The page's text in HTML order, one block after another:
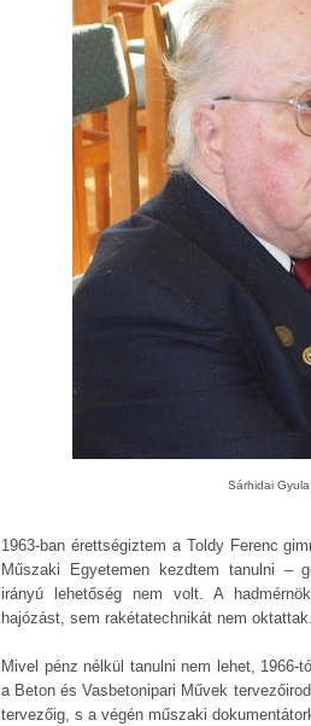
Sárhidai
1963-ban érettségiztem a Toldy Ferenc
Műszaki Egyetemen kezdtem tanulni –
irányú lehetőség nem volt. A
hajózást, sem rakétatechnikát nem oktattak.
Mivel pénz nélkül tanulni nem lehet,
a Beton és Vasbetonipari Művek
tervezőig, s a végén műszaki